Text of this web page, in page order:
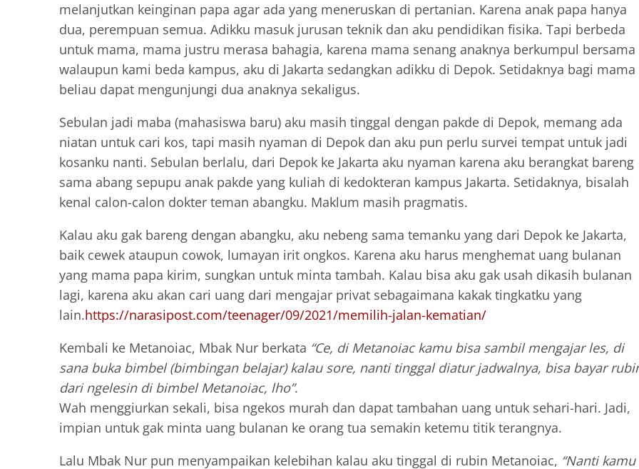
melanjutkan keinginan papa agar ada yang meneruskan di pertanian. Karena anak papa hanya
dua, perempuan semua. Adikku masuk jurusan teknik dan aku pendidikan fisika. Tapi berbeda
untuk mama, mama justru merasa bahagia, karena mama senang anaknya berkumpul bersama
walaupun kami beda kampus, aku di Jakarta sedangkan adikku di Depok. Setidaknya bagi mama
beliau dapat mengunjungi dua anaknya sekaligus.
Sebulan jadi maba (mahasiswa baru) aku masih tinggal dengan pakde di Depok, memang ada
niatan untuk cari kos, tapi masih nyaman di Depok dan aku pun perlu survei tempat untuk jadi
kosanku nanti. Sebulan berlalu, dari Depok ke Jakarta aku nyaman karena aku berangkat bareng
sama abang sepupu anak pakde yang kuliah di kedokteran kampus Jakarta. Setidaknya, bisalah
kenal calon-calon dokter teman abangku. Maklum masih pragmatis.
Kalau aku gak bareng dengan abangku, aku nebeng sama temanku yang dari Depok ke Jakarta,
baik cewek ataupun cowok, lumayan irit ongkos. Karena aku harus menghemat uang bulanan
yang mama papa kirim, sungkan untuk minta tambah. Kalau bisa aku gak usah dikasih bulanan
lagi, karena aku akan cari uang dari mengajar privat sebagaimana kakak tingkatku yang
lain.https://narasipost.com/teenager/09/2021/memilih-jalan-kematian/
Kembali ke Metanoiac, Mbak Nur berkata “Ce, di Metanoiac kamu bisa sambil mengajar les, di
sana buka bimbel (bimbingan belajar) kalau sore, nanti tinggal diatur jadwalnya, bisa bayar
dari ngelesin di bimbel Metanoiac, lho”.
Wah menggiurkan sekali, bisa ngekos murah dan dapat tambahan uang untuk sehari-hari. Jadi,
impian untuk gak minta uang bulanan ke orang tua semakin ketemu titik terangnya.
Lalu Mbak Nur pun menyampaikan kelebihan kalau aku tinggal di rubin Metanoiac, “Nanti kamu